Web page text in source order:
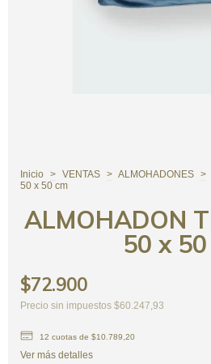
Inicio > VENTAS > ALMOHADONES >
50 x 50 cm
ALMOHADON
50 x
$72.900
Precio sin impuestos $60.247,93
12 cuotas de $10.789,20
Ver más detalles